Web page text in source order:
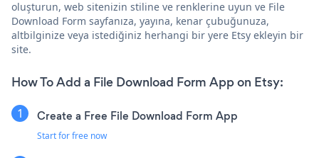
oluşturun, web sitenizin stiline ve renklerine uyun ve File
Download Form sayfanıza, yayına, kenar çubuğunuza,
altbilginize veya istediğiniz herhangi bir yere Etsy ekleyin bir
site.
How To Add a File Download Form App on Etsy:
Create a Free File Download Form App
Start for free now